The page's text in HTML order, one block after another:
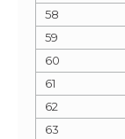
58
59
60
61
62
63